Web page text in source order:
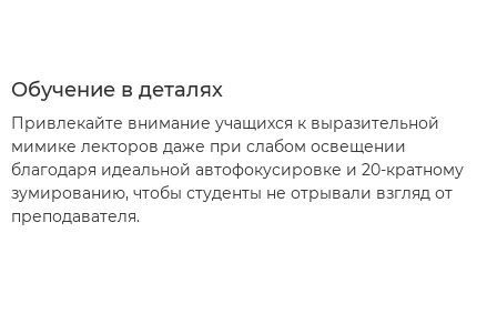
Обучение в деталях
Привлекайте внимание учащихся к выразительной
мимике лекторов даже при слабом освещении
благодаря идеальной автофокусировке и 20-кратному
зумированию, чтобы студенты не отрывали взгляд от
преподавателя.